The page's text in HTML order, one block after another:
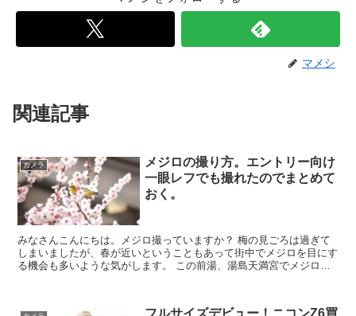
マメシ
関連記事
カメラ
メジロの撮り方。エントリー向け
一眼レフでも撮れたのでまとめて
おく。
みなさんこんにちは。メジロ撮っていますか？ 梅の見ごろは過ぎて
しまいましたが、春が近いということもあって街中でメジロを目にす
る機会も多いような気がします。 この前湯、湯島天満宮でメジロを